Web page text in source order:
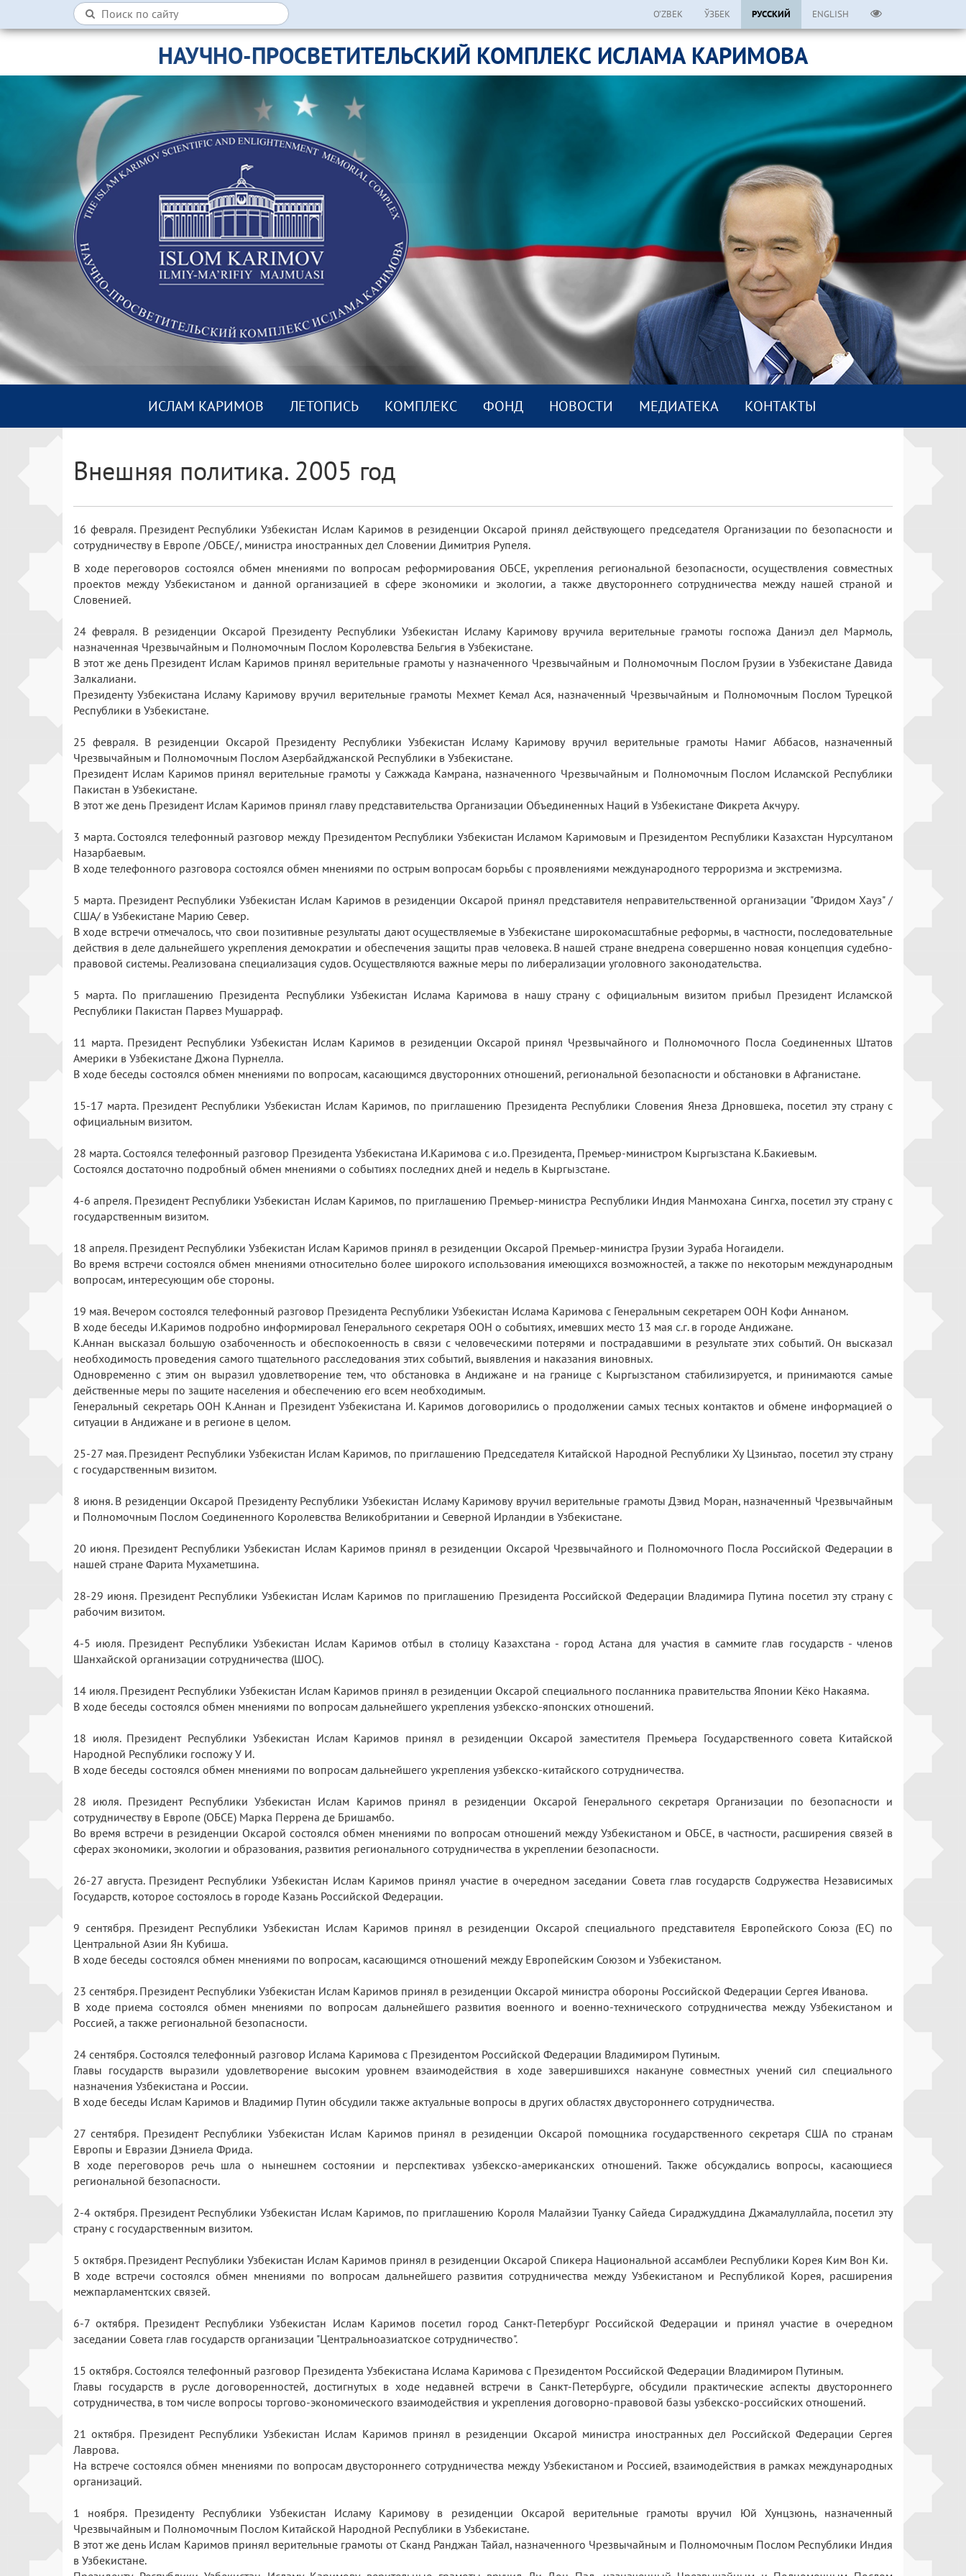
O’ZBEK ЎЗБЕК РУССКИЙ ENGLISH
НАУЧНО-ПРОСВЕТИТЕЛЬСКИЙ КОМПЛЕКС ИСЛАМА КАРИМОВА
ИСЛАМ КАРИМОВ ЛЕТОПИСЬ КОМПЛEКС ФОНД НОВОСТИ МEДИАТEКА КОНТАКТЫ
Внешняя политика. 2005 год
16 февраля. Президент Республики Узбекистан Ислам Каримов в резиденции Оксарой принял действующего председателя Организации по безопасности и
сотрудничеству в Европе /ОБСЕ/, министра иностранных дел Словении Димитрия Рупеля.
В ходе переговоров состоялся обмен мнениями по вопросам реформирования ОБСЕ, укрепления региональной безопасности, осуществления совместных
проектов между Узбекистаном и данной организацией в сфере экономики и экологии, а также двустороннего сотрудничества между нашей страной и
Словенией.
24 февраля. В резиденции Оксарой Президенту Республики Узбекистан Исламу Каримову вручила верительные грамоты госпожа Даниэл дел Мармоль,
назначенная Чрезвычайным и Полномочным Послом Королевства Бельгия в Узбекистане.
В этот же день Президент Ислам Каримов принял верительные грамоты у назначенного Чрезвычайным и Полномочным Послом Грузии в Узбекистане Давида
Залкалиани.
Президенту Узбекистана Исламу Каримову вручил верительные грамоты Мехмет Кемал Ася, назначенный Чрезвычайным и Полномочным Послом Турецкой
Республики в Узбекистане.
25 февраля. В резиденции Оксарой Президенту Республики Узбекистан Исламу Каримову вручил верительные грамоты Намиг Аббасов, назначенный
Чрезвычайным и Полномочным Послом Азербайджанской Республики в Узбекистане.
Президент Ислам Каримов принял верительные грамоты у Сажжада Камрана, назначенного Чрезвычайным и Полномочным Послом Исламской Республики
Пакистан в Узбекистане.
В этот же день Президент Ислам Каримов принял главу представительства Организации Объединенных Наций в Узбекистане Фикрета Акчуру.
3 марта. Состоялся телефонный разговор между Президентом Республики Узбекистан Исламом Каримовым и Президентом Республики Казахстан Нурсултаном
Назарбаевым.
В ходе телефонного разговора состоялся обмен мнениями по острым вопросам борьбы с проявлениями международного терроризма и экстремизма.
5 марта. Президент Республики Узбекистан Ислам Каримов в резиденции Оксарой принял представителя неправительственной организации "Фридом Хауз" /
США/ в Узбекистане Марию Север.
В ходе встречи отмечалось, что свои позитивные результаты дают осуществляемые в Узбекистане широкомасштабные реформы, в частности, последовательные
действия в деле дальнейшего укрепления демократии и обеспечения защиты прав человека. В нашей стране внедрена совершенно новая концепция судебно-
правовой системы. Реализована специализация судов. Осуществляются важные меры по либерализации уголовного законодательства.
5 марта. По приглашению Президента Республики Узбекистан Ислама Каримова в нашу страну с официальным визитом прибыл Президент Исламской
Республики Пакистан Парвез Мушарраф.
11 марта. Президент Республики Узбекистан Ислам Каримов в резиденции Оксарой принял Чрезвычайного и Полномочного Посла Соединенных Штатов
Америки в Узбекистане Джона Пурнелла.
В ходе беседы состоялся обмен мнениями по вопросам, касающимся двусторонних отношений, региональной безопасности и обстановки в Афганистане.
15-17 марта. Президент Республики Узбекистан Ислам Каримов, по приглашению Президента Республики Словения Янеза Дрновшека, посетил эту страну с
официальным визитом.
28 марта. Состоялся телефонный разговор Президента Узбекистана И.Каримова с и.о. Президента, Премьер-министром Кыргызстана К.Бакиевым.
Состоялся достаточно подробный обмен мнениями о событиях последних дней и недель в Кыргызстане.
4-6 апреля. Президент Республики Узбекистан Ислам Каримов, по приглашению Премьер-министра Республики Индия Манмохана Сингха, посетил эту страну с
государственным визитом.
18 апреля. Президент Республики Узбекистан Ислам Каримов принял в резиденции Оксарой Премьер-министра Грузии Зураба Ногаидели.
Во время встречи состоялся обмен мнениями относительно более широкого использования имеющихся возможностей, а также по некоторым международным
вопросам, интересующим обе стороны.
19 мая. Вечером состоялся телефонный разговор Президента Республики Узбекистан Ислама Каримова с Генеральным секретарем ООН Кофи Аннаном.
В ходе беседы И.Каримов подробно информировал Генерального секретаря ООН о событиях, имевших место 13 мая с.г. в городе Андижане.
К.Аннан высказал большую озабоченность и обеспокоенность в связи с человеческими потерями и пострадавшими в результате этих событий. Он высказал
необходимость проведения самого тщательного расследования этих событий, выявления и наказания виновных.
Одновременно с этим он выразил удовлетворение тем, что обстановка в Андижане и на границе с Кыргызстаном стабилизируется, и принимаются самые
действенные меры по защите населения и обеспечению его всем необходимым.
Генеральный секретарь ООН К.Аннан и Президент Узбекистана И. Каримов договорились о продолжении самых тесных контактов и обмене информацией о
ситуации в Андижане и в регионе в целом.
25-27 мая. Президент Республики Узбекистан Ислам Каримов, по приглашению Председателя Китайской Народной Республики Ху Цзиньтао, посетил эту страну
с государственным визитом.
8 июня. В резиденции Оксарой Президенту Республики Узбекистан Исламу Каримову вручил верительные грамоты Дэвид Моран, назначенный Чрезвычайным
и Полномочным Послом Соединенного Королевства Великобритании и Северной Ирландии в Узбекистане.
20 июня. Президент Республики Узбекистан Ислам Каримов принял в резиденции Оксарой Чрезвычайного и Полномочного Посла Российской Федерации в
нашей стране Фарита Мухаметшина.
28-29 июня. Президент Республики Узбекистан Ислам Каримов по приглашению Президента Российской Федерации Владимира Путина посетил эту страну с
рабочим визитом.
4-5 июля. Президент Республики Узбекистан Ислам Каримов отбыл в столицу Казахстана - город Астана для участия в саммите глав государств - членов
Шанхайской организации сотрудничества (ШОС).
14 июля. Президент Республики Узбекистан Ислам Каримов принял в резиденции Оксарой специального посланника правительства Японии Кёко Накаяма.
В ходе беседы состоялся обмен мнениями по вопросам дальнейшего укрепления узбекско-японских отношений.
18 июля. Президент Республики Узбекистан Ислам Каримов принял в резиденции Оксарой заместителя Премьера Государственного совета Китайской
Народной Республики госпожу У И.
В ходе беседы состоялся обмен мнениями по вопросам дальнейшего укрепления узбекско-китайского сотрудничества.
28 июля. Президент Республики Узбекистан Ислам Каримов принял в резиденции Оксарой Генерального секретаря Организации по безопасности и
сотрудничеству в Европе (ОБСЕ) Марка Перрена де Бришамбо.
Во время встречи в резиденции Оксарой состоялся обмен мнениями по вопросам отношений между Узбекистаном и ОБСЕ, в частности, расширения связей в
сферах экономики, экологии и образования, развития регионального сотрудничества в укреплении безопасности.
26-27 августа. Президент Республики Узбекистан Ислам Каримов принял участие в очередном заседании Совета глав государств Содружества Независимых
Государств, которое состоялось в городе Казань Российской Федерации.
9 сентября. Президент Республики Узбекистан Ислам Каримов принял в резиденции Оксарой специального представителя Европейского Союза (ЕС) по
Центральной Азии Ян Кубиша.
В ходе беседы состоялся обмен мнениями по вопросам, касающимся отношений между Европейским Союзом и Узбекистаном.
23 сентября. Президент Республики Узбекистан Ислам Каримов принял в резиденции Оксарой министра обороны Российской Федерации Сергея Иванова.
В ходе приема состоялся обмен мнениями по вопросам дальнейшего развития военного и военно-технического сотрудничества между Узбекистаном и
Россией, а также региональной безопасности.
24 сентября. Состоялся телефонный разговор Ислама Каримова с Президентом Российской Федерации Владимиром Путиным.
Главы государств выразили удовлетворение высоким уровнем взаимодействия в ходе завершившихся накануне совместных учений сил специального
назначения Узбекистана и России.
В ходе беседы Ислам Каримов и Владимир Путин обсудили также актуальные вопросы в других областях двустороннего сотрудничества.
27 сентября. Президент Республики Узбекистан Ислам Каримов принял в резиденции Оксарой помощника государственного секретаря США по странам
Европы и Евразии Дэниела Фрида.
В ходе переговоров речь шла о нынешнем состоянии и перспективах узбекско-американских отношений. Также обсуждались вопросы, касающиеся
региональной безопасности.
2-4 октября. Президент Республики Узбекистан Ислам Каримов, по приглашению Короля Малайзии Туанку Сайеда Сираджуддина Джамалуллайла, посетил эту
страну с государственным визитом.
5 октября. Президент Республики Узбекистан Ислам Каримов принял в резиденции Оксарой Спикера Национальной ассамблеи Республики Корея Ким Вон Ки.
В ходе встречи состоялся обмен мнениями по вопросам дальнейшего развития сотрудничества между Узбекистаном и Республикой Корея, расширения
межпарламентских связей.
6-7 октября. Президент Республики Узбекистан Ислам Каримов посетил город Санкт-Петербург Российской Федерации и принял участие в очередном
заседании Совета глав государств организации "Центральноазиатское сотрудничество".
15 октября. Состоялся телефонный разговор Президента Узбекистана Ислама Каримова с Президентом Российской Федерации Владимиром Путиным.
Главы государств в русле договоренностей, достигнутых в ходе недавней встречи в Санкт-Петербурге, обсудили практические аспекты двустороннего
сотрудничества, в том числе вопросы торгово-экономического взаимодействия и укрепления договорно-правовой базы узбекско-российских отношений.
21 октября. Президент Республики Узбекистан Ислам Каримов принял в резиденции Оксарой министра иностранных дел Российской Федерации Сергея
Лаврова.
На встрече состоялся обмен мнениями по вопросам двустороннего сотрудничества между Узбекистаном и Россией, взаимодействия в рамках международных
организаций.
1 ноября. Президенту Республики Узбекистан Исламу Каримову в резиденции Оксарой верительные грамоты вручил Юй Хунцзюнь, назначенный
Чрезвычайным и Полномочным Послом Китайской Народной Республики в Узбекистане.
В этот же день Ислам Каримов принял верительные грамоты от Сканд Ранджан Тайал, назначенного Чрезвычайным и Полномочным Послом Республики Индия
в Узбекистане.